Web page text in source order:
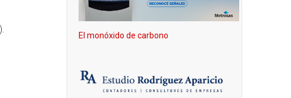
El monóxido de carbono